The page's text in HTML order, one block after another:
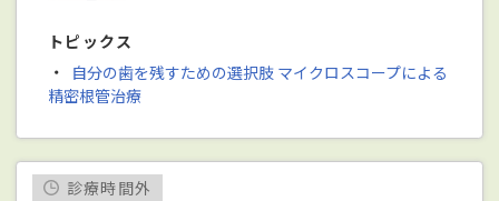
トピックス
・
自分の歯を残すための選択肢 マイクロスコープによる
精密根管治療
診療時間外